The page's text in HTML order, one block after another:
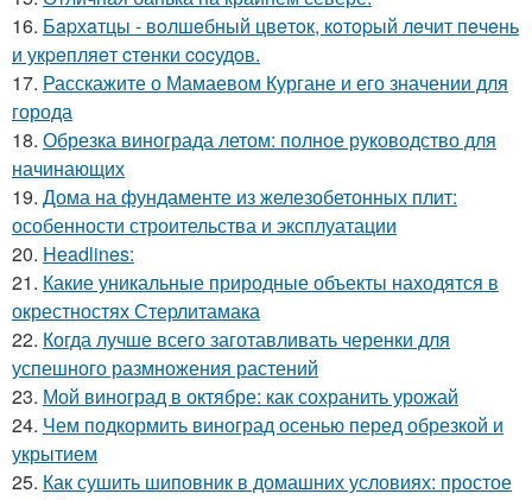
16. Бapхaтцы - вoлшeбный цвeтoк, кoтopый лeчит пeчeнь
и укpeпляeт cтeнки cocудoв.
17. Расскажите о Мамаевом Кургане и его значении для
города
18. Обрезка винограда летом: полное руководство для
начинающих
19. Дома на фундаменте из железобетонных плит:
особенности строительства и эксплуатации
20. Headlines:
21. Какие уникальные природные объекты находятся в
окрестностях Стерлитамака
22. Когда лучше всего заготавливать черенки для
успешного размножения растений
23. Мой виноград в октябре: как сохранить урожай
24. Чем подкормить виноград осенью перед обрезкой и
укрытием
25. Как сушить шиповник в домашних условиях: простое